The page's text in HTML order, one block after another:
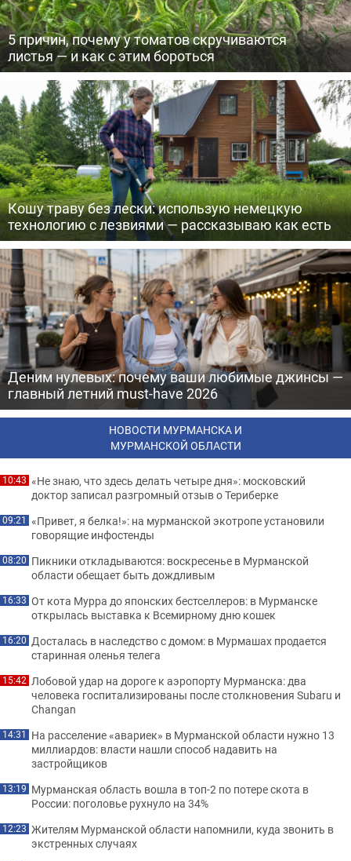
5 причин, почему у томатов скручиваются
листья — и как с этим бороться
Кошу траву без лески: использую немецкую
технологию с лезвиями — рассказываю как есть
Деним нулевых: почему ваши любимые джинсы —
главный летний must-have 2026
НОВОСТИ МУРМАНСКА И
МУРМАНСКОЙ ОБЛАСТИ
10:43 «Не знаю, что здесь делать четыре дня»: московский
доктор записал разгромный отзыв о Териберке
09:21 «Привет, я белка!»: на мурманской экотропе установили
говорящие инфостенды
08:20 Пикники откладываются: воскресенье в Мурманской
области обещает быть дождливым
16:33 От кота Мурра до японских бестселлеров: в Мурманске
открылась выставка к Всемирному дню кошек
16:20 Досталась в наследство с домом: в Мурмашах продается
старинная оленья телега
15:42 Лобовой удар на дороге к аэропорту Мурманска: два
человека госпитализированы после столкновения Subaru и
Changan
14:31 На расселение «авариек» в Мурманской области нужно 13
миллиардов: власти нашли способ надавить на
застройщиков
13:19 Мурманская область вошла в топ-2 по потере скота в
России: поголовье рухнуло на 34%
12:23 Жителям Мурманской области напомнили, куда звонить в
экстренных случаях